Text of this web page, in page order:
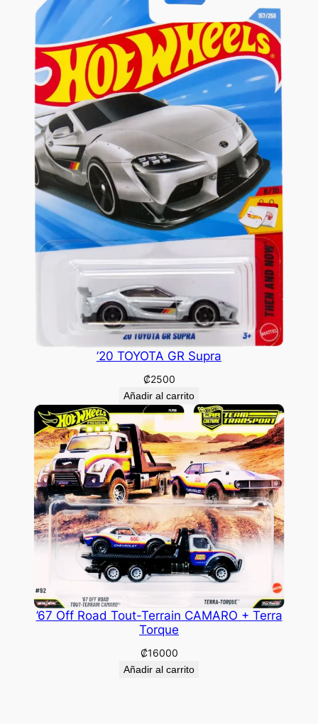
’20 TOYOTA GR Supra
₡2500
Añadir al carrito
’67 Off Road Tout-Terrain CAMARO + Terra
Torque
₡16000
Añadir al carrito